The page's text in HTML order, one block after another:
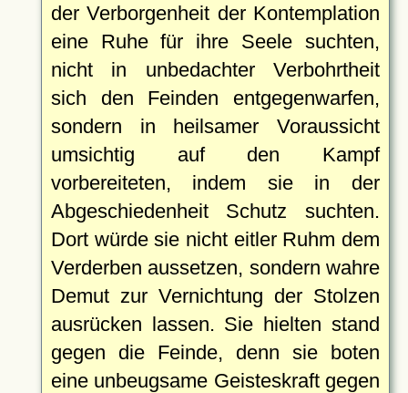
der Verborgenheit der Kontemplation
eine Ruhe für ihre Seele suchten,
nicht in unbedachter Verbohrtheit
sich den Feinden entgegenwarfen,
sondern in heilsamer Voraussicht
umsichtig auf den Kampf
vorbereiteten, indem sie in der
Abgeschiedenheit Schutz suchten.
Dort würde sie nicht eitler Ruhm dem
Verderben aussetzen, sondern wahre
Demut zur Vernichtung der Stolzen
ausrücken lassen. Sie hielten stand
gegen die Feinde, denn sie boten
eine unbeugsame Geisteskraft gegen